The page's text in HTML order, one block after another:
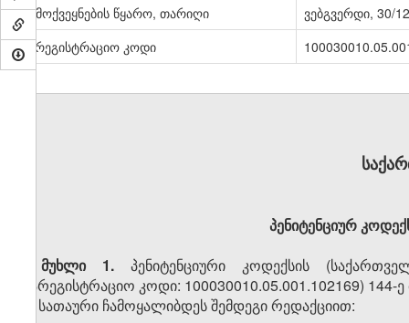
გამოქვეყნების წყარო, თარიღი
ვებგვერდი, 30/
სარეგისტრაციო კოდი
პენიტენციურ
მუხლი 1. პენიტენციური კოდექსის
სარეგისტრაციო კოდი: 100030010.05.001.102169) 144-
ა) სათაური ჩამოყალიბდეს შემდეგი რედაქციით: